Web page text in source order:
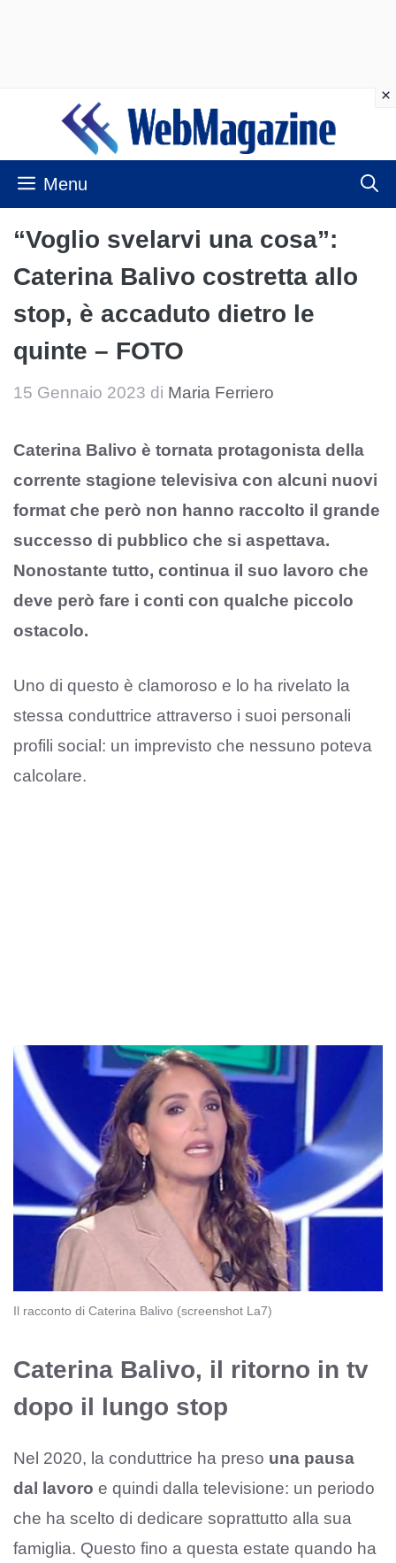
contenuto
Menu
“Voglio svelarvi una cosa”:
Caterina Balivo costretta allo
stop, è accaduto dietro le
quinte – FOTO
15 Gennaio 2023 di Maria Ferriero
Caterina Balivo è tornata protagonista della
corrente stagione televisiva con alcuni nuovi
format che però non hanno raccolto il grande
successo di pubblico che si aspettava.
Nonostante tutto, continua il suo lavoro che
deve però fare i conti con qualche piccolo
ostacolo.
Uno di questo è clamoroso e lo ha rivelato la
stessa conduttrice attraverso i suoi personali
profili social: un imprevisto che nessuno poteva
calcolare.
Il racconto di Caterina Balivo (screenshot La7)
Caterina Balivo, il ritorno in tv
dopo il lungo stop
Nel 2020, la conduttrice ha preso una pausa
dal lavoro e quindi dalla televisione: un periodo
che ha scelto di dedicare soprattutto alla sua
famiglia. Questo fino a questa estate quando ha